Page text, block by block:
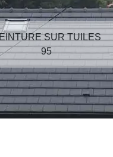
RAVALEMENT DE
FAÇADES 95